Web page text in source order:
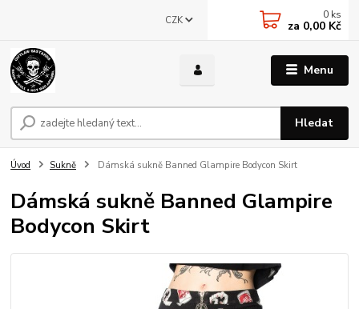
Menu
CZK
Hledat
0 ks
za 0,00 Kč
Úvod Sukně Dámská sukně Banned Glampire Bodycon Skirt
Dámská sukně Banned Glampire
Bodycon Skirt